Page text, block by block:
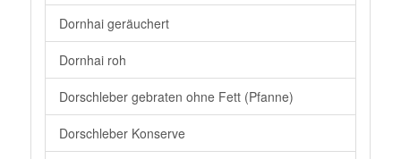
Dornhai geräuchert
Dornhai roh
Dorschleber gebraten ohne Fett (Pfanne)
Dorschleber Konserve